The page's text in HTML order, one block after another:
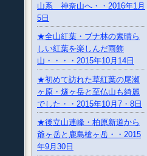
山系 神奈山へ・・2016年1月
5日
★全山紅葉・ブナ林の素晴ら
しい紅葉を楽しんだ雨飾
山・・・・2015年10月14日
★初めて訪れた草紅葉の尾瀬
ヶ原・燧ヶ岳と至仏山も綺麗
でした・・2015年10月7・8日
★後立山連峰・柏原新道から
爺ヶ岳と鹿島槍ヶ岳・・2015
年9月30日